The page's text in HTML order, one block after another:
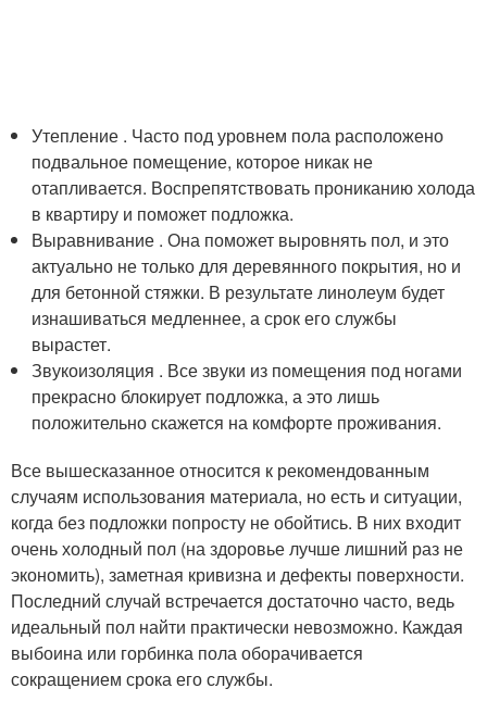
Утепление . Часто под уровнем пола расположено
подвальное помещение, которое никак не
отапливается. Воспрепятствовать прониканию холода
в квартиру и поможет подложка.
Выравнивание . Она поможет выровнять пол, и это
актуально не только для деревянного покрытия, но и
для бетонной стяжки. В результате линолеум будет
изнашиваться медленнее, а срок его службы
вырастет.
Звукоизоляция . Все звуки из помещения под ногами
прекрасно блокирует подложка, а это лишь
положительно скажется на комфорте проживания.
Все вышесказанное относится к рекомендованным
случаям использования материала, но есть и ситуации,
когда без подложки попросту не обойтись. В них входит
очень холодный пол (на здоровье лучше лишний раз не
экономить), заметная кривизна и дефекты поверхности.
Последний случай встречается достаточно часто, ведь
идеальный пол найти практически невозможно. Каждая
выбоина или горбинка пола оборачивается
сокращением срока его службы.